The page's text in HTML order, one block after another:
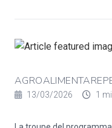
13/03/2026 1